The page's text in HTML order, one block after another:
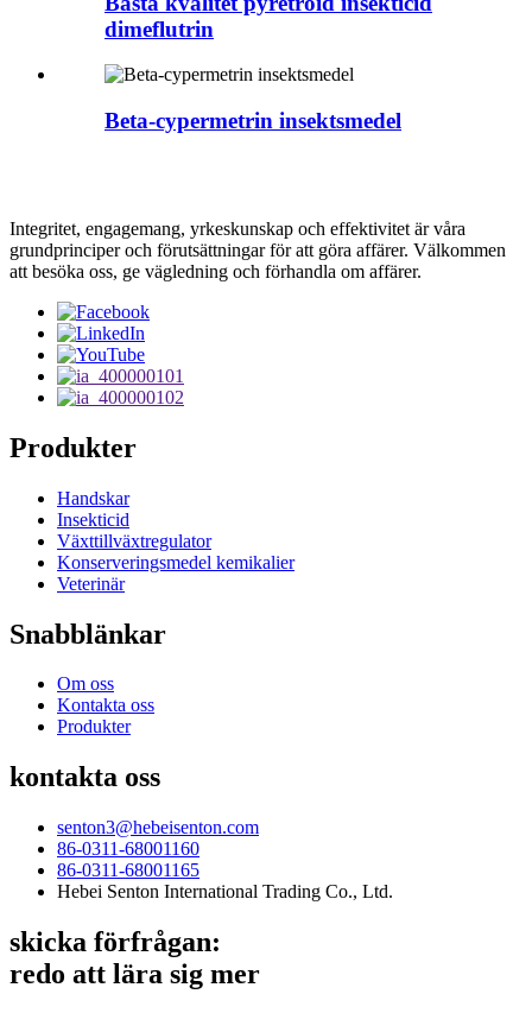
dimeflutrin
Beta-cypermetrin insektsmedel
Integritet, engagemang, yrkeskunskap och effektivitet är våra
grundprinciper och förutsättningar för att göra affärer. Välkommen
att besöka oss, ge vägledning och förhandla om affärer.
Produkter
Handskar
Insekticid
Växttillväxtregulator
Konserveringsmedel kemikalier
Veterinär
Snabblänkar
Om oss
Kontakta oss
Produkter
kontakta oss
senton3@hebeisenton.com
86-0311-68001160
86-0311-68001165
Hebei Senton International Trading Co., Ltd.
skicka förfrågan:
redo att lära sig mer